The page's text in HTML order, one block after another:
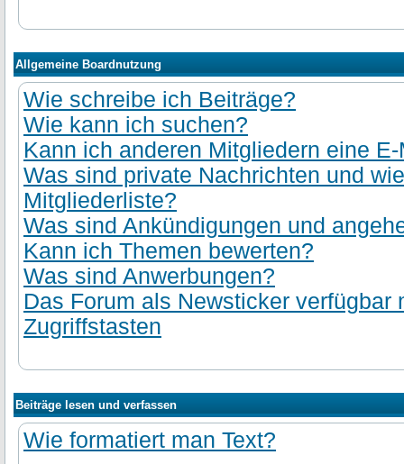
Allgemeine Boardnutzung
Wie schreibe ich Beiträge?
Wie kann ich suchen?
Kann ich anderen Mitgliedern eine
Was sind private Nachrichten und
Mitgliederliste?
Was sind Ankündigungen und
Kann ich Themen bewerten?
Was sind Anwerbungen?
Das Forum als Newsticker verfügbar
Zugriffstasten
Beiträge lesen und verfassen
Wie formatiert man Text?